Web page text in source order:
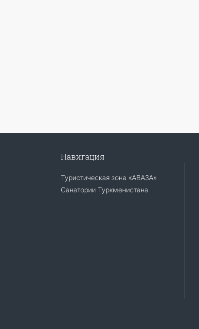
Навигация
Туристическая зона «АВАЗА»
Санатории Туркменистана